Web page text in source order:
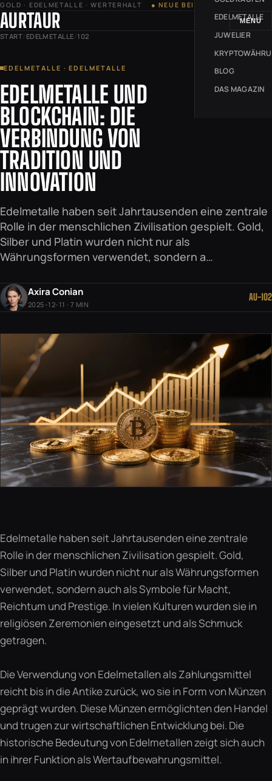
GOLD · EDELMETALLE · WERTERHALT ● NEUE BEITRÄGE JEDE WOCHE
AURTAUR MENÜ
EDELMETALLE
JUWELIER
BLOG
DAS MAGAZIN
START/ EDELMETALLE/102
EDELMETALLE · EDELMETALLE
EDELMETALLE UND
BLOCKCHAIN: DIE
VERBINDUNG VON
TRADITION UND
INNOVATION
Edelmetalle haben seit Jahrtausenden eine zentrale
Rolle in der menschlichen Zivilisation gespielt. Gold,
Silber und Platin wurden nicht nur als
Währungsformen verwendet, sondern a…
Axira Conian
2025-12-11 · 7 MIN
AU-102
Edelmetalle haben seit Jahrtausenden eine zentrale
Rolle in der menschlichen Zivilisation gespielt. Gold,
Silber und Platin wurden nicht nur als Währungsformen
verwendet, sondern auch als Symbole für Macht,
Reichtum und Prestige. In vielen Kulturen wurden sie in
religiösen Zeremonien eingesetzt und als Schmuck
getragen.
Die Verwendung von Edelmetallen als Zahlungsmittel
reicht bis in die Antike zurück, wo sie in Form von Münzen
geprägt wurden. Diese Münzen ermöglichten den Handel
und trugen zur wirtschaftlichen Entwicklung bei. Die
historische Bedeutung von Edelmetallen zeigt sich auch
in ihrer Funktion als Wertaufbewahrungsmittel.